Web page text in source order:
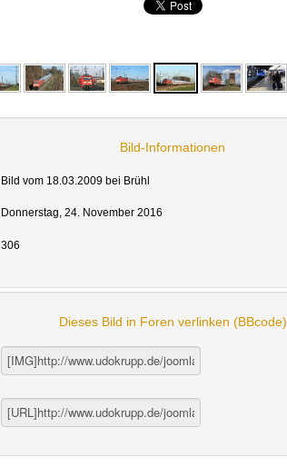
Bild-Informationen
Bild vom 18.03.2009 bei Brühl
Donnerstag, 24. November 2016
306
Dieses Bild in Foren verlinken (BBcode)